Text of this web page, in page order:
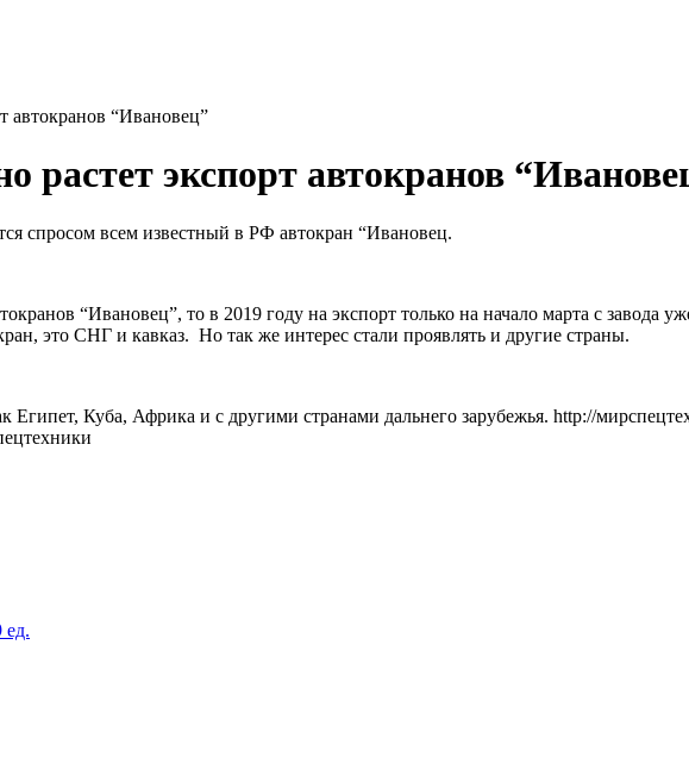
автокранов “Ивановец”
растет экспорт автокранов
спросом всем известный в РФ автокран “Ивановец.
“Ивановец”, то в 2019 году на экспорт только на начало марта с завода
это СНГ и кавказ. Но так же интерес стали проявлять и другие страны.
Египет, Куба, Африка и с другими странами дальнего зарубежья. http://
ед.